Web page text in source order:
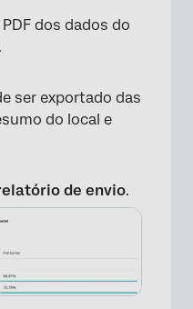
dos dados do
ser exportado das
do local e
de envio.